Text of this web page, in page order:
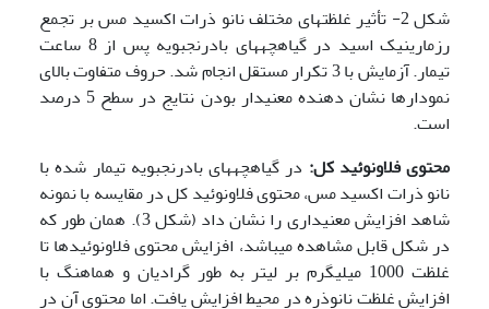
شکل 2- تأثیر غلظتهای مختلف نانو ذرات اکسید مس بر تجمع
رزمارینیک اسید در گیاهچه­های بادرنجبویه پس از 8 ساعت
تیمار. آزمایش با 3 تکرار مستقل انجام شد. حروف متفاوت بالای
نمودارها نشان دهنده معنی­دار بودن نتایج در سطح 5 درصد
است.
محتوی فلاونوئید کل: در گیاهچه­های بادرنجبویه تیمار شده با
نانو ذرات اکسید مس، محتوی فلاونوئید کل در مقایسه با نمونه
شاهد افزایش معنی­داری را نشان ­داد (شکل 3). همان طور که
در شکل قابل مشاهده می­باشد، افزایش محتوی فلاونوئیدها تا
غلظت 1000 میلی­گرم بر لیتر به طور گرادیان و هماهنگ با
افزایش غلظت نانوذره در محیط افزایش یافت. اما محتوی آن در